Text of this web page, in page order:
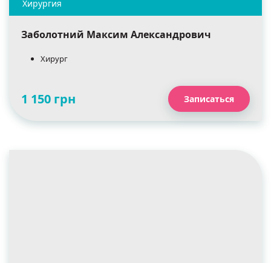
Заболотний Максим Александрович
Хирург
1 150 грн Записаться